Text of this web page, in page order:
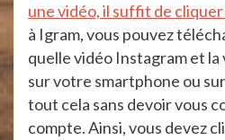
une vidéo, il suffit de
à Igram, vous pouvez
quelle vidéo Instagram et
sur votre smartphone ou
tout cela sans devoir vous
compte. Ainsi, vous devez